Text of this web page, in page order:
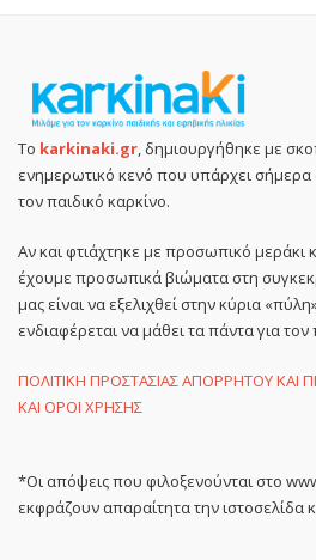
Το karkinaki.gr, δημιουργήθηκε με
ενημερωτικό κενό που υπάρχει
τον παιδικό καρκίνο.
Αν και φτιάχτηκε με προσωπικό μεράκι
έχουμε προσωπικά βιώματα στη
μας είναι να εξελιχθεί στην κύρια
ενδιαφέρεται να μάθει τα πάντα για τον
ΠΟΛΙΤΙΚΗ ΠΡΟΣΤΑΣΙΑΣ ΑΠΟΡΡΗΤΟΥ
ΚΑΙ ΟΡΟΙ ΧΡΗΣΗΣ
*Οι απόψεις που φιλοξενούνται στο
εκφράζουν απαραίτητα την ιστοσελίδα